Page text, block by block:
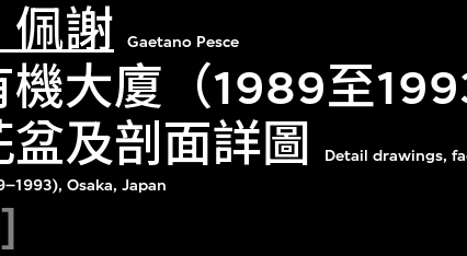
佩謝 Gaetano Pesce
機大廈（1989至
及剖面詳圖
Detail drawings,
Osaka, Japan